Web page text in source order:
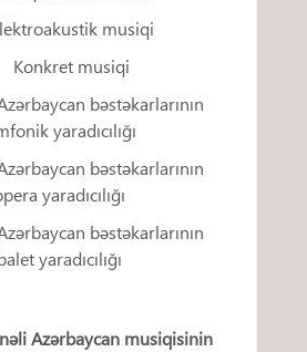
musiqi
Konkret musiqi
bəstəkarlarının
yaradıcılığı
bəstəkarlarının
yaradıcılığı
bəstəkarlarının
yaradıcılığı
Azərbaycan musiqisinin